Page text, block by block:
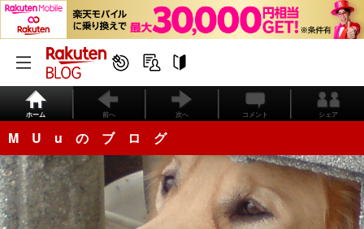
ホーム 前へ 次へ コメント シェア
M U u の ブ ロ グ